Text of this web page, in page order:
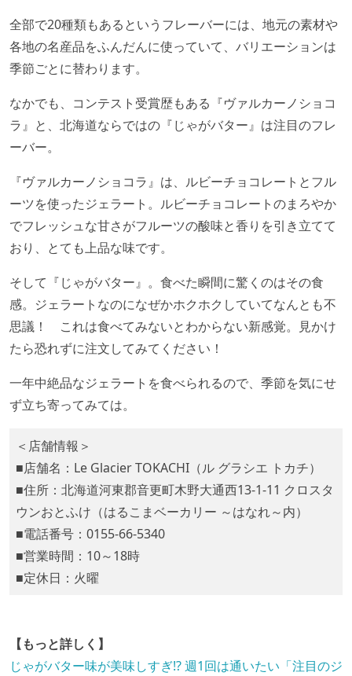
全部で20種類もあるというフレーバーには、地元の素材や
各地の名産品をふんだんに使っていて、バリエーションは
季節ごとに替わります。
なかでも、コンテスト受賞歴もある『ヴァルカーノショコ
ラ』と、北海道ならではの『じゃがバター』は注目のフレ
ーバー。
『ヴァルカーノショコラ』は、ルビーチョコレートとフル
ーツを使ったジェラート。ルビーチョコレートのまろやか
でフレッシュな甘さがフルーツの酸味と香りを引き立てて
おり、とても上品な味です。
そして『じゃがバター』。食べた瞬間に驚くのはその食
感。ジェラートなのになぜかホクホクしていてなんとも不
思議！ これは食べてみないとわからない新感覚。見かけ
たら恐れずに注文してみてください！
一年中絶品なジェラートを食べられるので、季節を気にせ
ず立ち寄ってみては。
＜店舗情報＞
■店舗名：Le Glacier TOKACHI（ル グラシエ トカチ）
■住所：北海道河東郡音更町木野大通西13-1-11 クロスタ
ウンおとふけ（はるこまベーカリー ～はなれ～内）
■電話番号：0155-66-5340
■営業時間：10～18時
■定休日：火曜
【もっと詳しく】
じゃがバター味が美味しすぎ!? 週1回は通いたい「注目のジ